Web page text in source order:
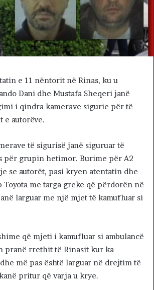
e 11 nëntorit në Rinas, ku u
Dani dhe Mustafa Sheqeri janë
i qindra kamerave sigurie për të
e autorëve.
të sigurisë janë siguruar të
për grupin hetimor. Burime për A2
se autorët, pasi kryen atentatin dhe
me targa greke që përdorën në
larguar me një mjet të kamufluar si
që mjeti i kamufluar si ambulancë
pranë rrethit të Rinasit kur ka
më pas është larguar në drejtim të
pritur që varja u krye.